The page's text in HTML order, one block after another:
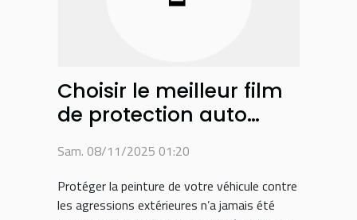
Choisir le meilleur film
de protection auto
peinture de votre
véhicule
Sam. 08/11/2025 01:20
Protéger la peinture de votre véhicule contre
les agressions extérieures n’a jamais été